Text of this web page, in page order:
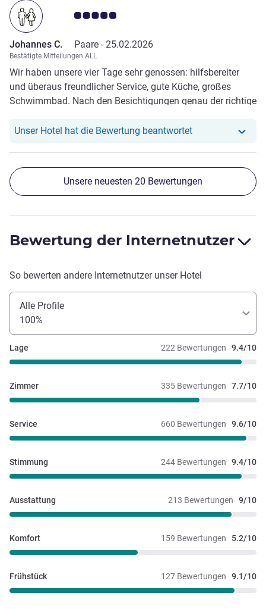
Note Kundenmeinungen 5.0/5
Johannes C. Paare - 25.02.2026
Bestätigte Mitteilungen ALL
Wir haben unsere vier Tage sehr genossen: hilfsbereiter
und überaus freundlicher Service, gute Küche, großes
Schwimmbad. Nach den Besichtigungen genau der richtige
Unser Hotel hat die Bewertung beantwortetUnser Hotel hat
Unsere neuesten 20 Bewertungen
Bewertung der Internetnutzer
So bewerten andere Internetnutzer unser Hotel
Alle Profile
100%
222 Bewertungen 9.4/10
Lage
335 Bewertungen 7.7/10
Zimmer
660 Bewertungen 9.6/10
Service
244 Bewertungen 9.4/10
Stimmung
213 Bewertungen 9/10
Ausstattung
159 Bewertungen 5.2/10
Komfort
127 Bewertungen 9.1/10
Frühstück